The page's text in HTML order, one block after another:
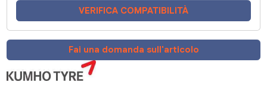
VERIFICA COMPATIBILITÀ
Fai una domanda sull'articolo